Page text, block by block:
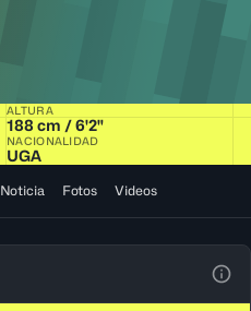
ALTURA
188 cm / 6'2"
NACIONALIDAD
UGA
Noticia Fotos Videos